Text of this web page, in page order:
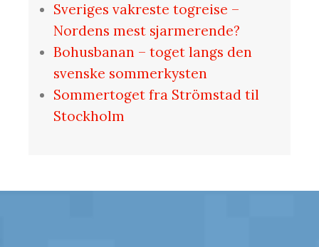
Sveriges vakreste togreise –
Nordens mest sjarmerende?
Bohusbanan – toget langs den
svenske sommerkysten
Sommertoget fra Strömstad til
Stockholm